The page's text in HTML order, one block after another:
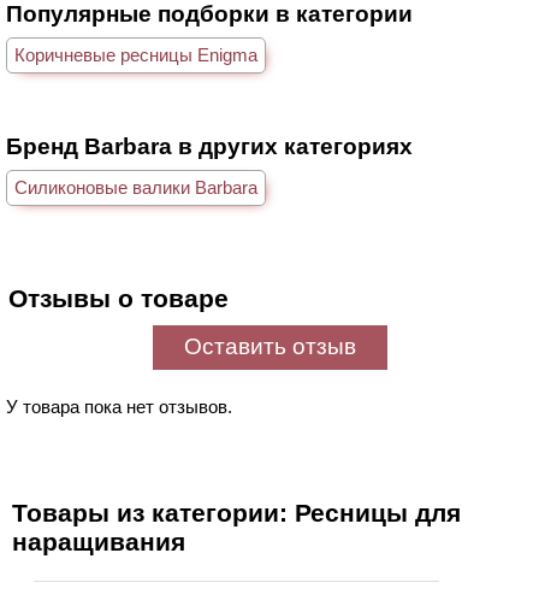
Популярные подборки в категории
Коричневые ресницы Enigma
Бренд Barbara в других категориях
Силиконовые валики Barbara
Отзывы о товаре
Оставить отзыв
У товара пока нет отзывов.
Товары из категории: Ресницы для
наращивания